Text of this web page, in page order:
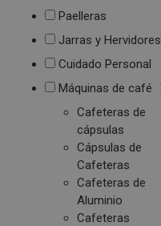
Paelleras
Jarras y Hervidores
Cuidado Personal
Máquinas de café
Cafeteras de
cápsulas
Cápsulas de
Cafeteras
Cafeteras de
Aluminio
Cafeteras